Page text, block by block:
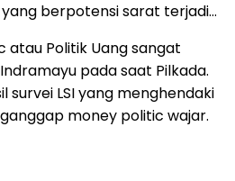
berpotensi sarat terjadi…